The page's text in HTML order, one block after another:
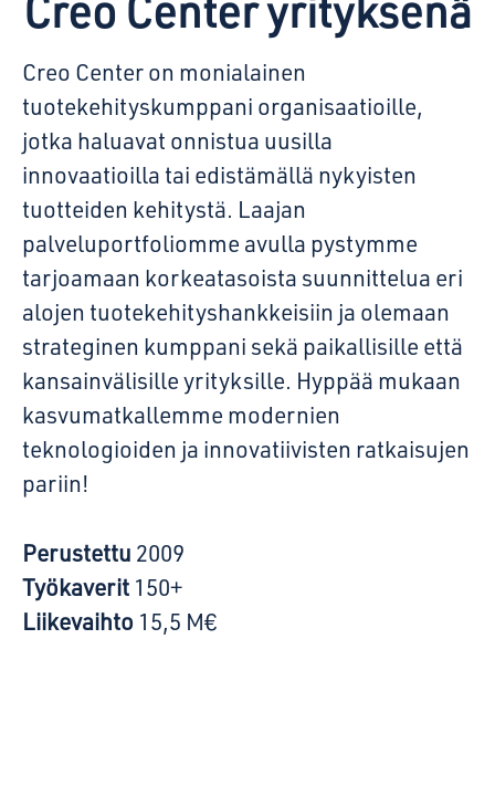
Creo Center on monialainen
tuotekehityskumppani organisaatioille,
jotka haluavat onnistua uusilla
innovaatioilla tai edistämällä nykyisten
tuotteiden kehitystä. Laajan
palveluportfoliomme avulla pystymme
tarjoamaan korkeatasoista suunnittelua eri
alojen tuotekehityshankkeisiin ja olemaan
strateginen kumppani sekä paikallisille että
kansainvälisille yrityksille. Hyppää mukaan
kasvumatkallemme modernien
teknologioiden ja innovatiivisten ratkaisujen
pariin!
Perustettu 2009
Työkaverit 150+
Liikevaihto 15,5 M€